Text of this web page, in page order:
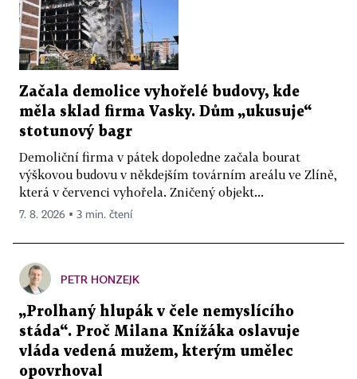
Začala demolice vyhořelé budovy, kde
měla sklad firma Vasky. Dům „ukusuje“
stotunový bagr
Demoliční firma v pátek dopoledne začala bourat
výškovou budovu v někdejším továrním areálu ve Zlíně,
která v červenci vyhořela. Zničený objekt...
7. 8. 2026 ▪ 3 min. čtení
PETR HONZEJK
„Prolhaný hlupák v čele nemyslícího
stáda“. Proč Milana Knížáka oslavuje
vláda vedená mužem, kterým umělec
opovrhoval